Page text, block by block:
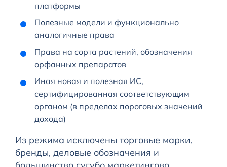
платформы
Полезные модели и функционально
аналогичные права
Права на сорта растений, обозначения
орфанных препаратов
Иная новая и полезная ИС,
сертифицированная соответствующим
органом (в пределах пороговых значений
дохода)
Из режима исключены торговые марки,
бренды, деловые обозначения и